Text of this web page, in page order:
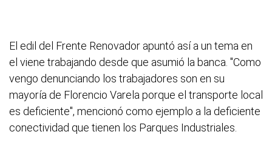
El edil del Frente Renovador apuntó así a un tema en
el viene trabajando desde que asumió la banca. "Como
vengo denunciando los trabajadores son en su
mayoría de Florencio Varela porque el transporte local
es deficiente", mencionó como ejemplo a la deficiente
conectividad que tienen los Parques Industriales.